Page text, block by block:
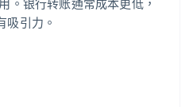
。银行转账通常成本更低，
吸引力。